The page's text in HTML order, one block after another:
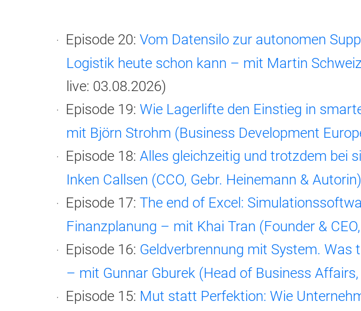
Episode 20: Vom Datensilo zur autonomen
Logistik heute schon kann – mit Martin
live: 03.08.2026)
Episode 19: Wie Lagerlifte den Einstieg in
mit Björn Strohm (Business Development
Episode 18: Alles gleichzeitig und trotzdem bei
Inken Callsen (CCO, Gebr. Heinemann & Autorin)
Episode 17: The end of Excel:
Finanzplanung – mit Khai Tran (Founder &
Episode 16: Geldverbrennung mit System. Was
– mit Gunnar Gburek (Head of Business Affairs,
Episode 15: Mut statt Perfektion: Wie